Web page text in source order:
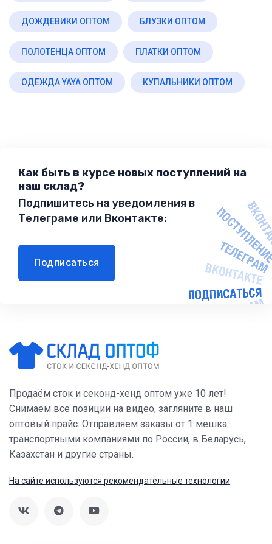
ДОЖДЕВИКИ ОПТОМ БЛУЗКИ ОПТОМ
ПОЛОТЕНЦА ОПТОМ ПЛАТКИ ОПТОМ
ОДЕЖДА YAYA ОПТОМ КУПАЛЬНИКИ ОПТОМ
Как быть в курсе новых поступлений на
наш склад?
Подпишитесь на уведомления в
Телеграме или Вконтакте:
Подписаться
Продаём сток и секонд-хенд оптом уже 10 лет!
Снимаем все позиции на видео, загляните в наш
оптовый прайс. Отправляем заказы от 1 мешка
транспортными компаниями по России, в Беларусь,
Казахстан и другие страны.
На сайте используются рекомендательные технологии